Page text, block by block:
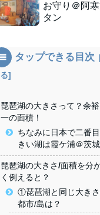
お守り＠阿
タン
タップできる目次
琵琶湖の大きさって？余
一の面積！
ちなみに日本で二番
きい湖は霞ケ浦＠茨
琵琶湖の大きさ/面積を分
く例えると？
①琵琶湖と同じ大き
都市/島は？